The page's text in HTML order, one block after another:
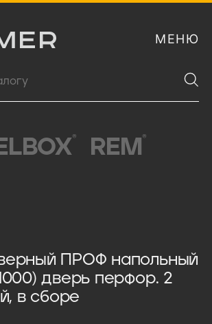
Remer МЕНЮ
® REM ®
ПРОФ напольный
дверь перфор. 2
в сборе